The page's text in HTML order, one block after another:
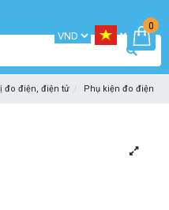
0
đo điện, điện tử Phụ kiện đo điện